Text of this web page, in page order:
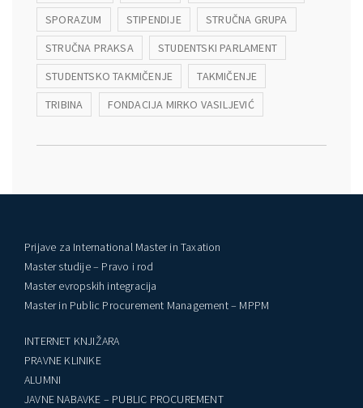
SPORAZUM
STIPENDIJE
STRUČNA GRUPA
STRUČNA PRAKSA
STUDENTSKI PARLAMENT
STUDENTSKO TAKMIČENJE
TAKMIČENJE
TRIBINA
FONDACIJA MIRKO VASILJEVIĆ
Prijave za International Master in Taxation
Master studije – Pravo i rod
Master evropskih integracija
Master in Public Procurement Management – MPPM
INTERNET KNJIŽARA
PRAVNE KLINIKE
ALUMNI
JAVNE NABAVKE – PUBLIC PROCUREMENT